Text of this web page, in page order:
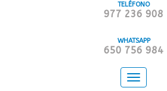
TELÉFONO
977 236 908
WHATSAPP
650 756 984
Toggle